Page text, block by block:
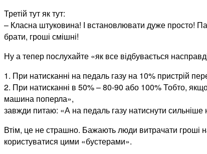
Третій тут як тут:
– Класна штуковина! І встановлювати дуже просто!
брати, гроші смішні!
Ну а тепер послухайте «як все відбувається
1. При натисканні на педаль газу на 10% пристрій
2. При натисканні в 50% – 80-90 або 100% Тобто, якщо
машина поперла»,
завжди питаю: «А на педаль газу натиснути
Втім, це не страшно. Бажають люди витрачати гроші
користуватися цими «бустерами».